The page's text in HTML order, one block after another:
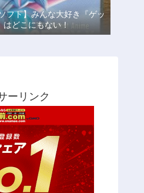
フト】みんな大好き『ゲッ
はどこにもない！
ーリンク